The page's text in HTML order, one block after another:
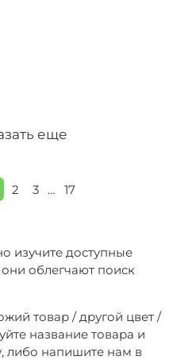
еще
2 3 … 17
изучите доступные
облегчают поиск
товар / другой цвет /
название товара и
либо напишите нам в